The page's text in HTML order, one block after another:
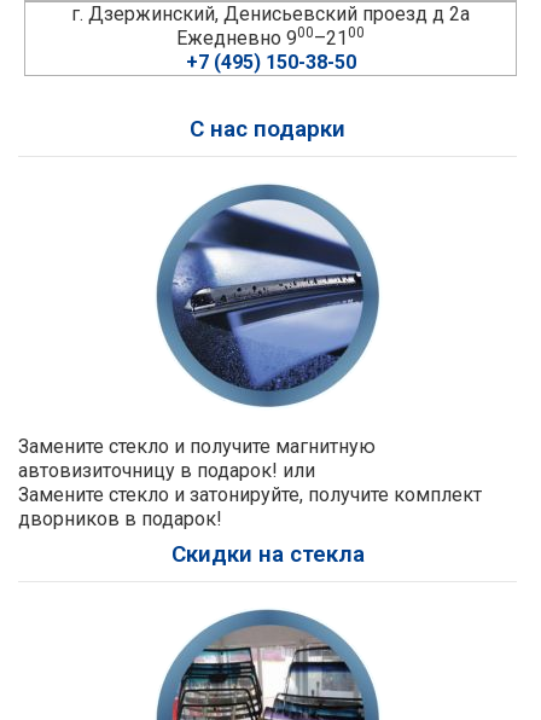
г. Дзержинский, Денисьевский проезд д 2а
Ежедневно 900–2100
+7 (495) 150-38-50
С нас подарки
Замените стекло и получите магнитную
автовизиточницу в подарок! или
Замените стекло и затонируйте, получите комплект
дворников в подарок!
Скидки на стекла